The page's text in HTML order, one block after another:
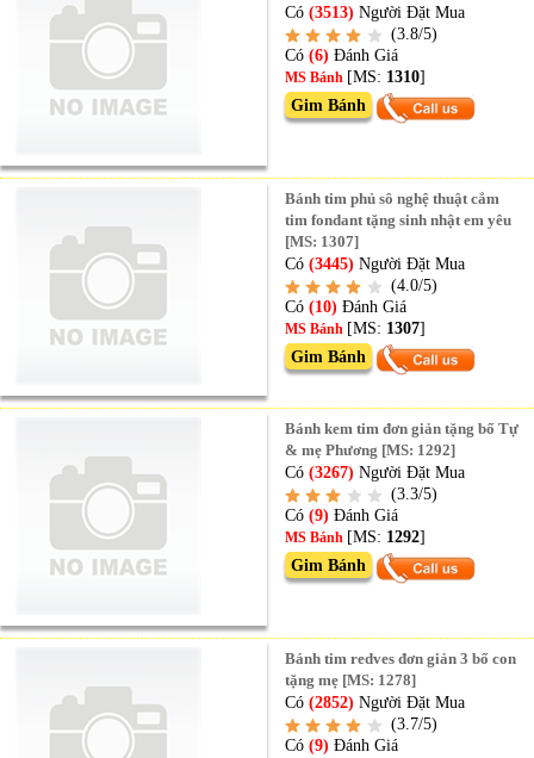
Có(3513) Người Đặt Mua
(3.8/5)
Có (6)Đánh Giá
MS Bánh [MS: 1310]
Gim Bánh
Bánh tim phủ sô nghệ thuật cắm
tim fondant tặng sinh nhật em yêu
[MS: 1307]
Có(3445) Người Đặt Mua
(4.0/5)
Có (10)Đánh Giá
MS Bánh [MS: 1307]
Gim Bánh
Bánh kem tim đơn giản tặng bố Tự
& mẹ Phương [MS: 1292]
Có(3267) Người Đặt Mua
(3.3/5)
Có (9)Đánh Giá
MS Bánh [MS: 1292]
Gim Bánh
Bánh tim redves đơn giản 3 bố con
tặng mẹ [MS: 1278]
Có(2852) Người Đặt Mua
(3.7/5)
Có (9)Đánh Giá